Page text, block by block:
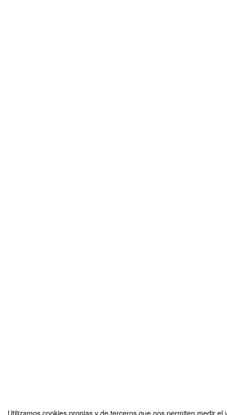
Utilizamos cookies propias y de terceros que nos permiten medir